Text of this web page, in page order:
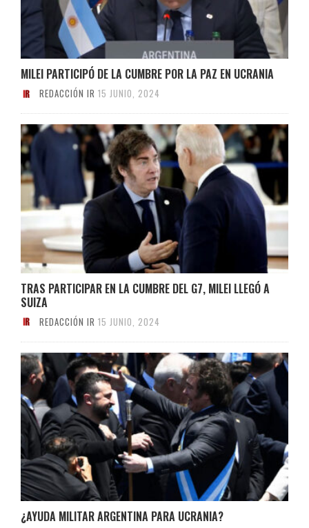
MILEI PARTICIPÓ DE LA CUMBRE POR LA PAZ EN UCRANIA
REDACCIÓN IR 15 JUNIO, 2024
TRAS PARTICIPAR EN LA CUMBRE DEL G7, MILEI LLEGÓ A
SUIZA
REDACCIÓN IR 15 JUNIO, 2024
¿AYUDA MILITAR ARGENTINA PARA UCRANIA?